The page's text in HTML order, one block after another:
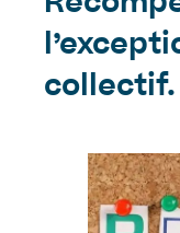
collectif.